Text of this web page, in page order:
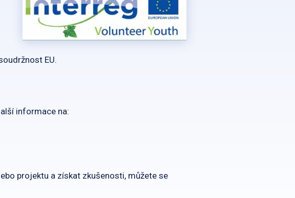
EU.
informace na:
projektu a získat zkušenosti, můžete se